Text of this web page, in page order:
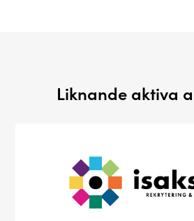
Liknande aktiva